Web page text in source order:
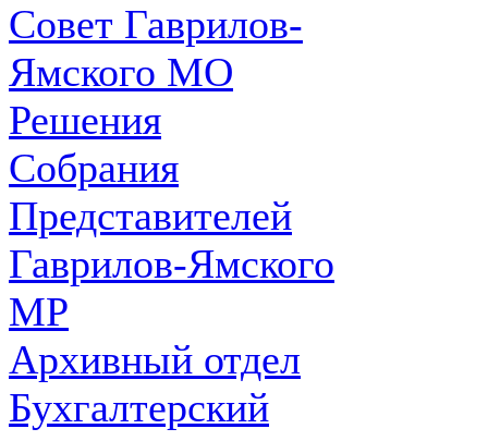
Совет Гаврилов-
Ямского МО
Решения
Собрания
Представителей
Гаврилов-Ямского
МР
Архивный отдел
Бухгалтерский